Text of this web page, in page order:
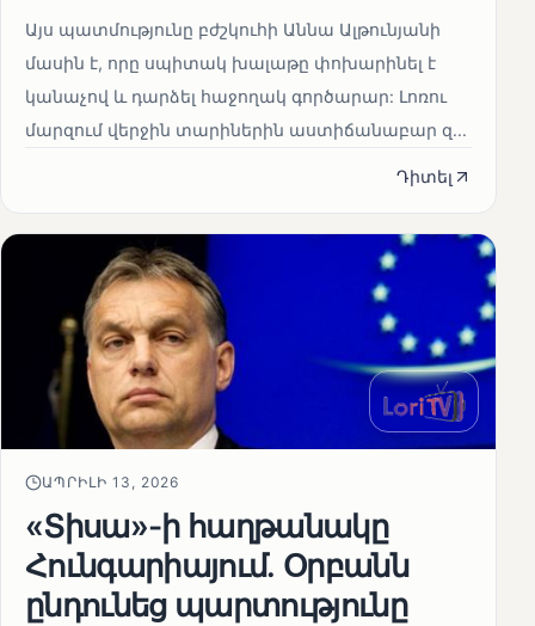
Այս պատմությունը բժշկուհի Աննա Ալթունյանի
մասին է, որը սպիտակ խալաթը փոխարինել է
կանաչով և դարձել հաջողակ գործարար: Լոռու
մարզում վերջին տարիներին աստիճանաբար զ...
Դիտել
ԱՊՐԻԼԻ 13, 2026
«Տիսա»-ի հաղթանակը
Հունգարիայում․ Օրբանն
ընդունեց պարտությունը